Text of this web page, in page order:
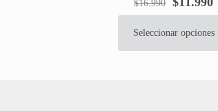
$16.990
precio
original
Seleccionar opciones
producto